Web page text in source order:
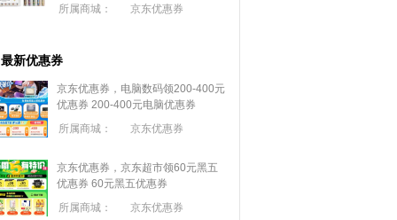
所属商城： 京东优惠券
最新优惠券
京东优惠券，电脑数码领200-400元
优惠券 200-400元电脑优惠券
所属商城：
京东优惠券
京东优惠券，京东超市领60元黑五
优惠券 60元黑五优惠券
所属商城：
京东优惠券